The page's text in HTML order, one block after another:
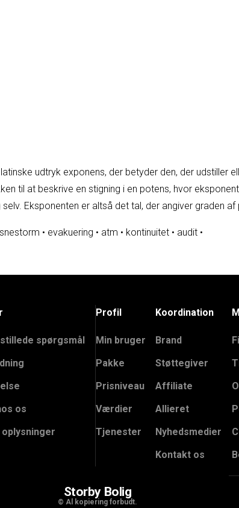
udtryk exponens, der betyder den, der udstiller
til at beskrive en stigning i en potens, hvor
Eksponenten er altså det tal, der angiver graden af
snestorm • evakuering • atm • kontinuitet • audit •
Storby Bolig
© Al kopiering forbudt.
spørgsmål
os
oplysninger
Profil
Min bruger
Pakke
Prisniveau
Værdier
Tjenester
Koordination
Brand
Støttegiver
Affiliate
Allieret
Nyhedsmedier
Kontakt os